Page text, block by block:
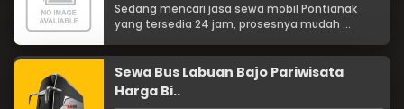
Sedang mencari jasa sewa mobil Pontianak
yang tersedia 24 jam, prosesnya mudah ...
Sewa Bus Labuan Bajo Pariwisata
Harga Bi..